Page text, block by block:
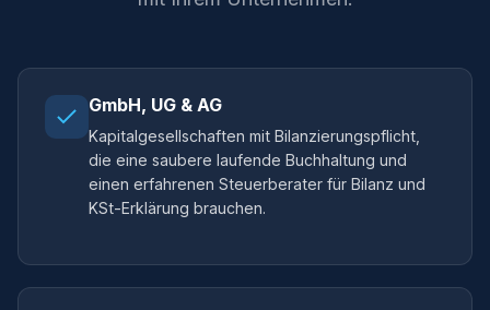
GmbH, UG & AG
Kapitalgesellschaften mit Bilanzierungspflicht,
die eine saubere laufende Buchhaltung und
einen erfahrenen Steuerberater für Bilanz und
KSt-Erklärung brauchen.